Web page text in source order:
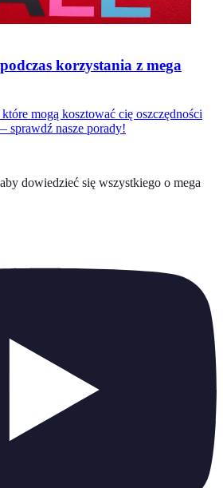
korzystania z mega
które mogą kosztować cię oszczędności
sprawdź nasze porady!
dowiedzieć się wszystkiego o mega